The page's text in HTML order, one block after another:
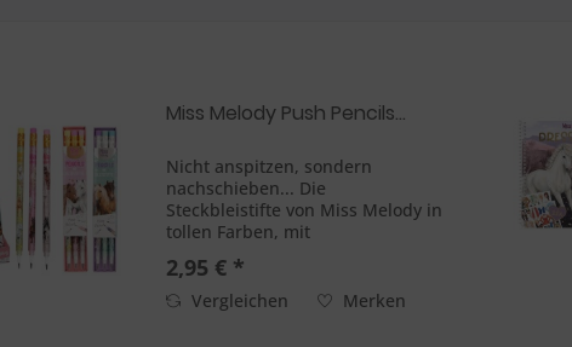
Miss Melody Push Pencils...
Nicht anspitzen, sondern
nachschieben... Die
Steckbleistifte von Miss Melody in
tollen Farben, mit
wunderschönen Pferde-Motiven,
Glitzer und farblich passenden
Radierer-Toppern haben eine
coole Funktion: Ist die Mine
2,95 € *
Vergleichen Merken